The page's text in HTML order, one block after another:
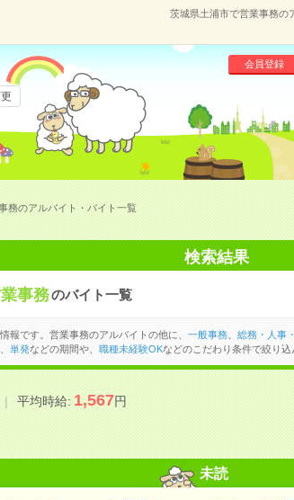
茨城県土浦市で営業事務の
会員登録
務のアルバイト・バイト一覧
検索結果
事務のバイト一覧
報です。営業事務のアルバイトの他に、 一般事務、 総務・人事
単発などの期間や、 職種未経験OKなどのこだわり条件で絞り
平均時給:1,567円
未読